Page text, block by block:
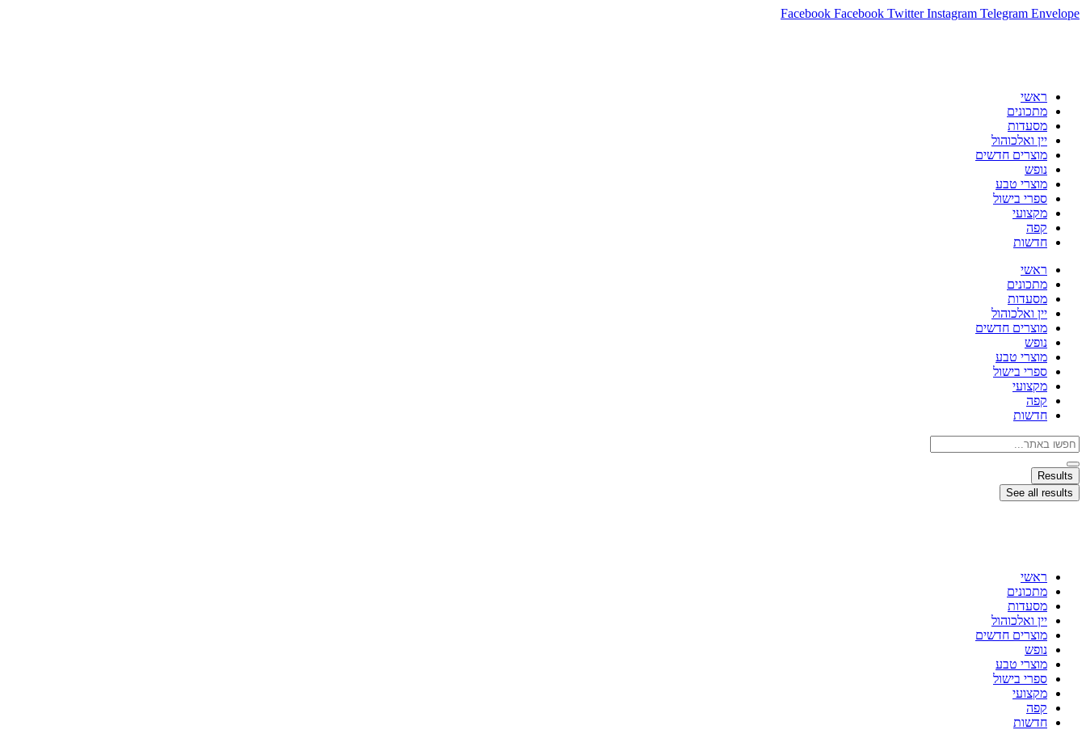
דלג
Facebook Facebook Twitter Instagram Telegram Envelope
ראשי
מתכונים
מסעדות
יין ואלכוהול
מוצרים חדשים
נופש
מוצרי טבע
ספרי בישול
מקצועי
קפה
חדשות
ראשי
מתכונים
מסעדות
יין ואלכוהול
מוצרים חדשים
נופש
מוצרי טבע
ספרי בישול
מקצועי
קפה
חדשות
Search
...
Results
See all results
ראשי
מתכונים
מסעדות
יין ואלכוהול
מוצרים חדשים
נופש
מוצרי טבע
ספרי בישול
מקצועי
קפה
חדשות